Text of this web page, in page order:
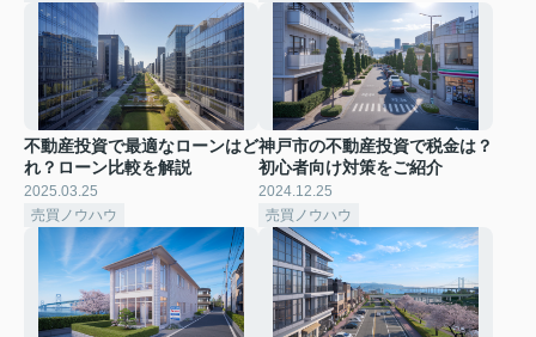
不動産投資で最適なローンはど
れ？ローン比較を解説
2025.03.25
売買ノウハウ
神戸市の不動産投資で税金は？
初心者向け対策をご紹介
2024.12.25
売買ノウハウ